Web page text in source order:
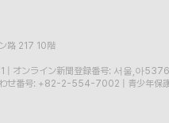
路 217 10階
オンライン新聞登録番号: 서울,아
わせ番号: +82-2-554-7002 青少年保